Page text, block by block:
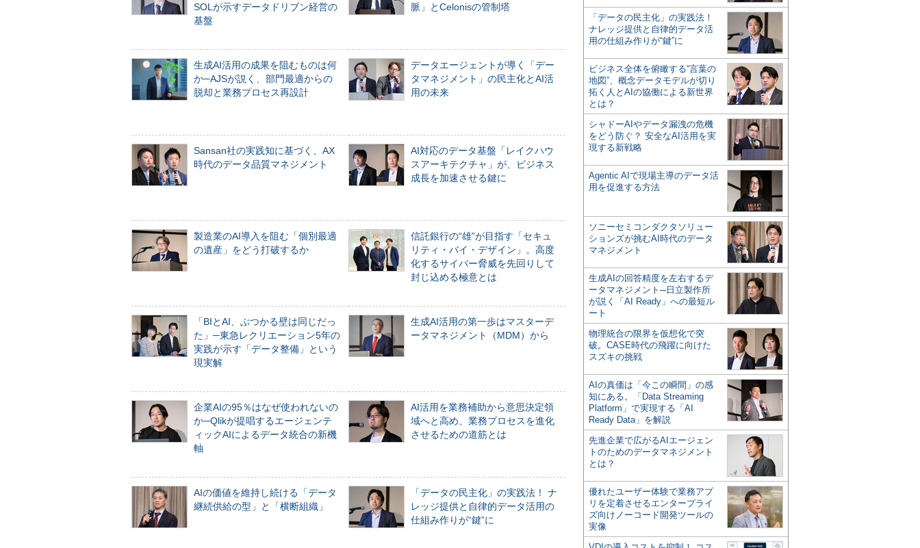
SOLが示すデータドリブン経営の
基盤
脈」とCelonisの管制塔
生成AI活用の成果を阻むものは何
か─AJSが説く、部門最適からの
脱却と業務プロセス再設計
データエージェントが導く「デー
タマネジメント」の民主化とAI活
用の未来
Sansan社の実践知に基づく、AX
時代のデータ品質マネジメント
AI対応のデータ基盤「レイクハウ
スアーキテクチャ」が、ビジネス
成長を加速させる鍵に
製造業のAI導入を阻む「個別最適
の遺産」をどう打破するか
信託銀行の“雄”が目指す「セキュ
リティ・バイ・デザイン」。高度
化するサイバー脅威を先回りして
封じ込める極意とは
「BIとAI、ぶつかる壁は同じだっ
た」─東急レクリエーション5年の
実践が示す「データ整備」という
現実解
生成AI活用の第一歩はマスターデ
ータマネジメント（MDM）から
企業AIの95％はなぜ使われないの
か─Qlikが提唱するエージェンテ
ィックAIによるデータ統合の新機
軸
AI活用を業務補助から意思決定領
域へと高め、業務プロセスを進化
させるための道筋とは
AIの価値を維持し続ける「データ
継続供給の型」と「横断組織」
「データの民主化」の実践法！ ナ
レッジ提供と自律的データ活用の
仕組み作りが“鍵”に
「データの民主化」の実践法！
ナレッジ提供と自律的データ活
用の仕組み作りが“鍵”に
ビジネス全体を俯瞰する“言葉の
地図”、概念データモデルが切り
拓く人とAIの協働による新世界
とは？
シャドーAIやデータ漏洩の危機
をどう防ぐ？ 安全なAI活用を実
現する新戦略
Agentic AIで現場主導のデータ活
用を促進する方法
ソニーセミコンダクタソリュー
ションズが挑むAI時代のデータ
マネジメント
生成AIの回答精度を左右するデ
ータマネジメント─日立製作所
が説く「AI Ready」への最短ル
ート
物理統合の限界を仮想化で突
破。CASE時代の飛躍に向けた
スズキの挑戦
AIの真価は「今この瞬間」の感
知にある。「Data Streaming
Platform」で実現する「AI
Ready Data」を解説
先進企業で広がるAIエージェン
トのためのデータマネジメント
とは？
優れたユーザー体験で業務アプ
リを定着させるエンタープライ
ズ向けノーコード開発ツールの
実像